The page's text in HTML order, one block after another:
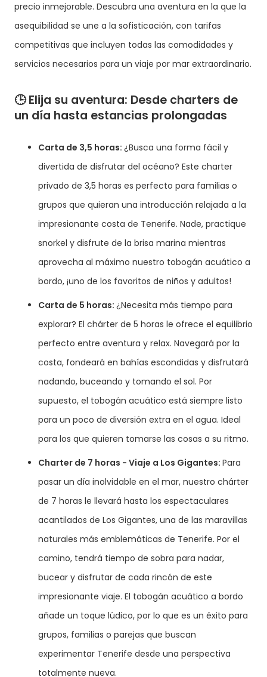
precio inmejorable. Descubra una aventura en la que la
asequibilidad se une a la sofisticación, con tarifas
competitivas que incluyen todas las comodidades y
servicios necesarios para un viaje por mar extraordinario.
🕒Elija su aventura: Desde charters de
un día hasta estancias prolongadas
Carta de 3,5 horas: ¿Busca una forma fácil y
divertida de disfrutar del océano? Este charter
privado de 3,5 horas es perfecto para familias o
grupos que quieran una introducción relajada a la
impresionante costa de Tenerife. Nade, practique
snorkel y disfrute de la brisa marina mientras
aprovecha al máximo nuestro tobogán acuático a
bordo, ¡uno de los favoritos de niños y adultos!
Carta de 5 horas: ¿Necesita más tiempo para
explorar? El chárter de 5 horas le ofrece el equilibrio
perfecto entre aventura y relax. Navegará por la
costa, fondeará en bahías escondidas y disfrutará
nadando, buceando y tomando el sol. Por
supuesto, el tobogán acuático está siempre listo
para un poco de diversión extra en el agua. Ideal
para los que quieren tomarse las cosas a su ritmo.
Charter de 7 horas - Viaje a Los Gigantes: Para
pasar un día inolvidable en el mar, nuestro chárter
de 7 horas le llevará hasta los espectaculares
acantilados de Los Gigantes, una de las maravillas
naturales más emblemáticas de Tenerife. Por el
camino, tendrá tiempo de sobra para nadar,
bucear y disfrutar de cada rincón de este
impresionante viaje. El tobogán acuático a bordo
añade un toque lúdico, por lo que es un éxito para
grupos, familias o parejas que buscan
experimentar Tenerife desde una perspectiva
totalmente nueva.